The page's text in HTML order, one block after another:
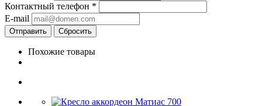
Контактный телефон *
E-mail
Сбросить
Похожие товары